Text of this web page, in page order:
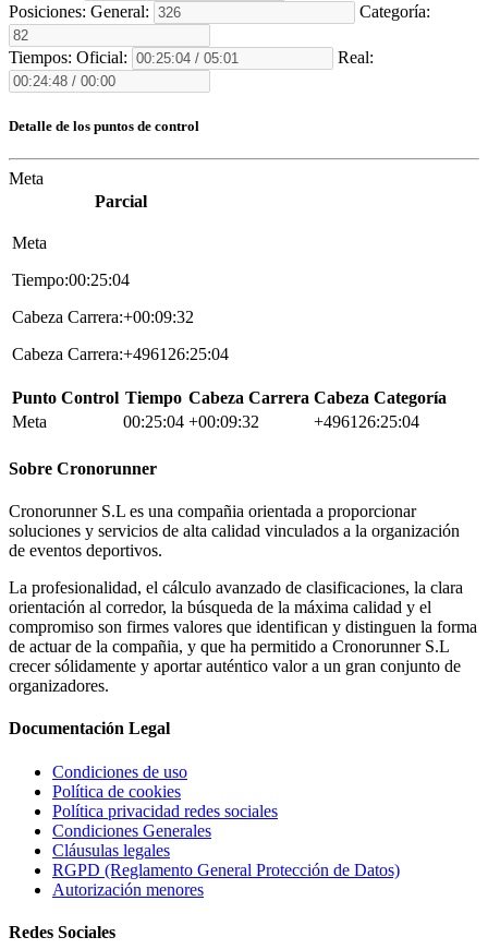
Posiciones: General: Categoría:
Tiempos: Oficial: Real:
Detalle de los puntos de control
Meta
Parcial
Meta
Tiempo:00:25:04
Cabeza Carrera:+00:09:32
Cabeza Carrera:+496126:25:04
Punto Control Tiempo Cabeza Carrera Cabeza Categoría
Meta
00:25:04 +00:09:32 +496126:25:04
Sobre Cronorunner
Cronorunner S.L es una compañia orientada a proporcionar
soluciones y servicios de alta calidad vinculados a la organización
de eventos deportivos.
La profesionalidad, el cálculo avanzado de clasificaciones, la clara
orientación al corredor, la búsqueda de la máxima calidad y el
compromiso son firmes valores que identifican y distinguen la forma
de actuar de la compañia, y que ha permitido a Cronorunner S.L
crecer sólidamente y aportar auténtico valor a un gran conjunto de
organizadores.
Documentación Legal
Condiciones de uso
Política de cookies
Política privacidad redes sociales
Condiciones Generales
Cláusulas legales
RGPD (Reglamento General Protección de Datos)
Autorización menores
Redes Sociales